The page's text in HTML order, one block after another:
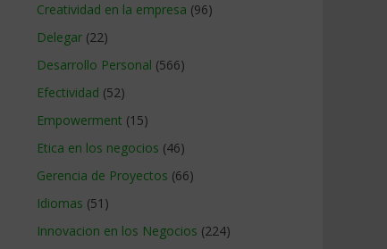
Creatividad en la empresa (96)
Delegar (22)
Desarrollo Personal (566)
Efectividad (52)
Empowerment (15)
Etica en los negocios (46)
Gerencia de Proyectos (66)
Idiomas (51)
Innovacion en los Negocios (224)